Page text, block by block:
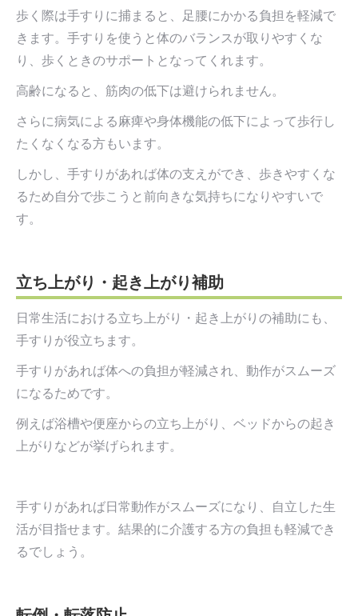
歩く際は手すりに捕まると、足腰にかかる負担を軽減で
きます。手すりを使うと体のバランスが取りやすくな
り、歩くときのサポートとなってくれます。
高齢になると、筋肉の低下は避けられません。
さらに病気による麻痺や身体機能の低下によって歩行し
たくなくなる方もいます。
しかし、手すりがあれば体の支えができ、歩きやすくな
るため自分で歩こうと前向きな気持ちになりやすいで
す。
立ち上がり・起き上がり補助
日常生活における立ち上がり・起き上がりの補助にも、
手すりが役立ちます。
手すりがあれば体への負担が軽減され、動作がスムーズ
になるためです。
例えば浴槽や便座からの立ち上がり、ベッドからの起き
上がりなどが挙げられます。
手すりがあれば日常動作がスムーズになり、自立した生
活が目指せます。結果的に介護する方の負担も軽減でき
るでしょう。